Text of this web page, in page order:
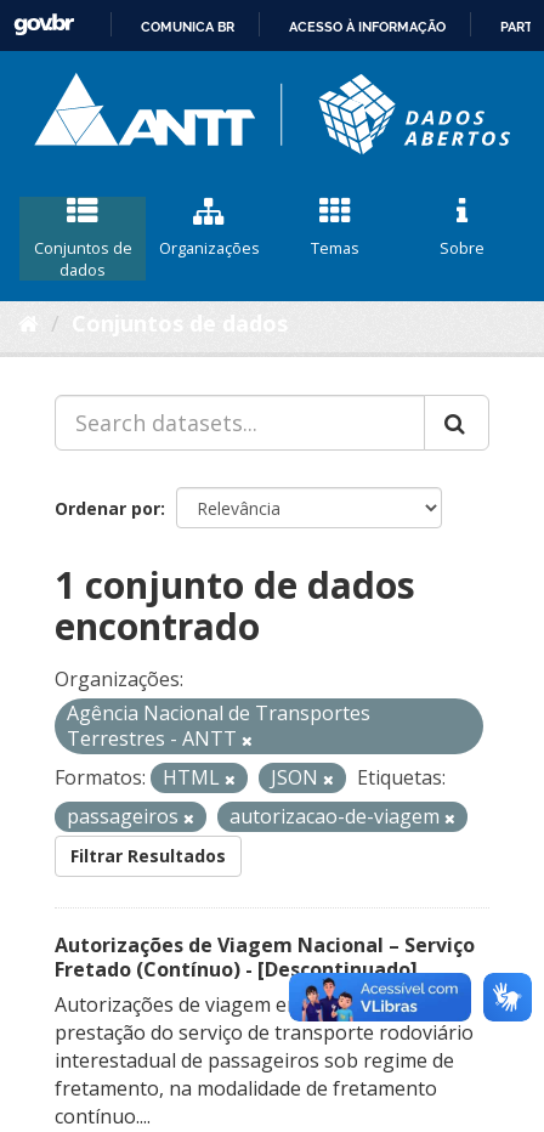
CONTEÚDO
COMUNICA BR ACESSO À INFORMAÇÃO
Conjuntos de
dados
Organizações Temas Sobre
Ordenar por
1 conjunto de dados
encontrado
Organizações:
Agência Nacional de Transportes
Terrestres - ANTT
Formatos:
HTML JSON
Etiquetas:
passageiros
autorizacao-de-viagem
Filtrar Resultados
Autorizações de Viagem Nacional – Serviço
Fretado (Contínuo) - [Descontinuado]
Autorizações de viagem emitidas para a
prestação do serviço de transporte rodoviário
interestadual de passageiros sob regime de
fretamento, na modalidade de fretamento
contínuo....